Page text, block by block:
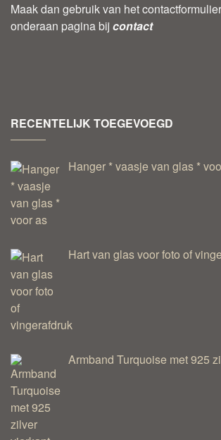
Maak dan gebruik van het
onderaan pagina bij contact
RECENTELIJK TOEGEVOEGD
Hanger * vaasje van glas *
Hart van glas voor foto of
Armband Turquoise met 925